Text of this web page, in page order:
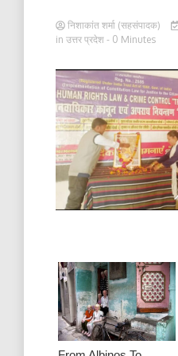
निशाकांत शर्मा (सहसंपादक)
in उत्तर प्रदेश - 0 Minutes